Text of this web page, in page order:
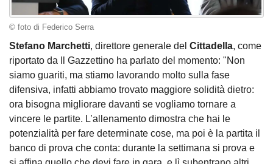
© foto di Federico Serra
Stefano Marchetti, direttore generale del Cittadella, come
riportato da Il Gazzettino ha parlato del momento: "Non
siamo guariti, ma stiamo lavorando molto sulla fase
difensiva, infatti abbiamo trovato maggiore solidità dietro:
ora bisogna migliorare davanti se vogliamo tornare a
vincere le partite. L’allenamento dimostra che hai le
potenzialità per fare determinate cose, ma poi è la partita il
banco di prova che conta: durante la settimana si prova e